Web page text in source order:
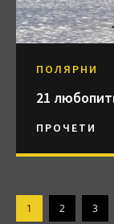
ПОЛЯРНИ
21
ПРОЧЕТИ
1 2 3